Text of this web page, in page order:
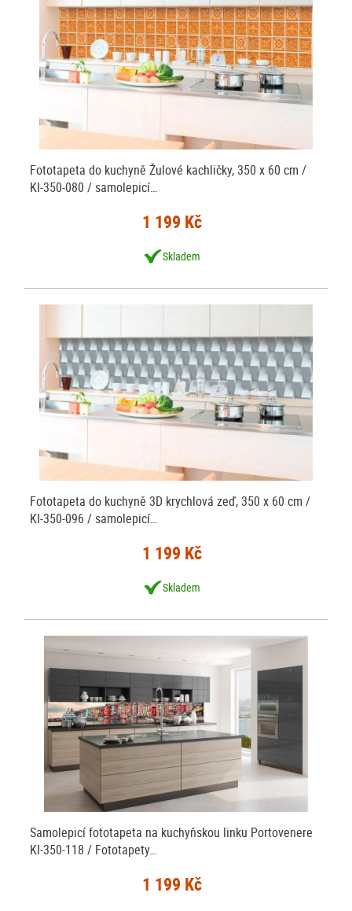
Fototapeta do kuchyně Žulové kachličky, 350 x 60 cm /
KI-350-080 / samolepicí…
1 199 Kč
Skladem
Fototapeta do kuchyně 3D krychlová zeď, 350 x 60 cm /
KI-350-096 / samolepicí…
1 199 Kč
Skladem
Samolepicí fototapeta na kuchyňskou linku Portovenere
KI-350-118 / Fototapety…
1 199 Kč